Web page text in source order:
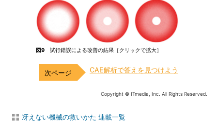
図9 試行錯誤による改善の結果［クリックで拡大］
CAE解析で答えを見つけよう
Copyright © ITmedia, Inc. All Rights Reserved.
冴えない機械の救いかた 連載一覧